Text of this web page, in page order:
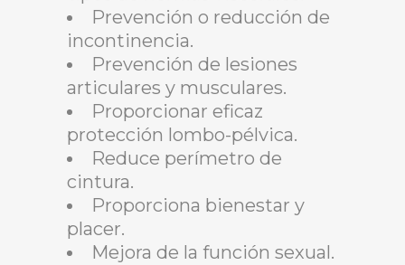
Prevención o reducción de
incontinencia.
Prevención de lesiones
articulares y musculares.
Proporcionar eficaz
protección lombo-pélvica.
Reduce perímetro de
cintura.
Proporciona bienestar y
placer.
Mejora de la función sexual.